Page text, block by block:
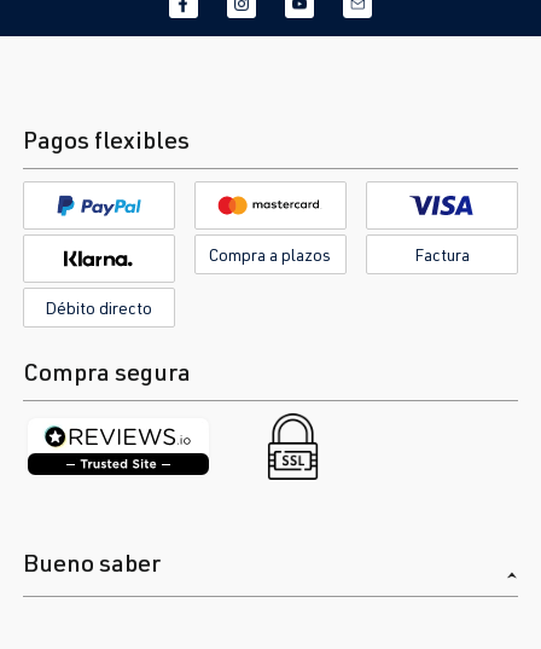
Pagos flexibles
Compra a plazos Factura
Débito directo
Compra segura
Bueno saber